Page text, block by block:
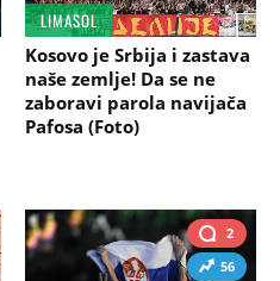
LIMASOL
Kosovo je Srbija i zastava
naše zemlje! Da se ne
zaboravi parola navijača
Pafosa (Foto)
2
56